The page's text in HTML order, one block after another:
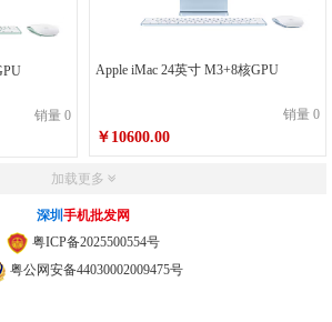
销量 0
Apple iMac 24英寸 M3+8核GPU
销量 0
￥10600.00
加载更多
深圳 手机批发网
粤ICP备2025500554号
粤公网安备44030002009475号